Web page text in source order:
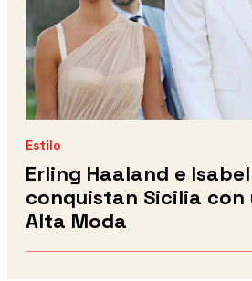
Estilo
Erling Haaland e
conquistan Sicilia con
Alta Moda